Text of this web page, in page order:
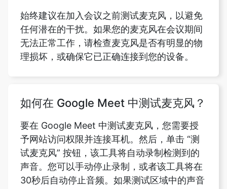
始终建议在加入会议之前测试麦克风，以避免
任何潜在的干扰。如果您的麦克风在会议期间
无法正常工作，请检查麦克风是否有明显的物
理损坏，或确保它已正确连接到您的设备。
如何在 Google Meet 中测试麦克风？
要在 Google Meet 中测试麦克风，您需要授
予网站访问权限并连接耳机。然后，单击 “测
试麦克风” 按钮，该工具将自动录制检测到的
声音。您可以手动停止录制，或者该工具将在
30秒后自动停止音频。如果测试区域中的声音